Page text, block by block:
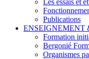
Les essais et
Publications
ENSEIGNEMENT
Formation
Bergonié
Organismes